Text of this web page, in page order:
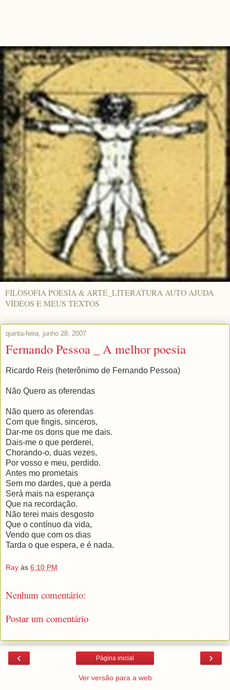
FILOSOFIA POESIA & ARTE_LITERATURA AUTO AJUDA
VÍDEOS E MEUS TEXTOS
quinta-feira, junho 28, 2007
Fernando Pessoa _ A melhor poesia
Ricardo Reis (heterônimo de Fernando Pessoa)
Não Quero as oferendas
Não quero as oferendas
Com que fingis, sinceros,
Dar-me os dons que me dais.
Dais-me o que perderei,
Chorando-o, duas vezes,
Por vosso e meu, perdido.
Antes mo prometais
Sem mo dardes, que a perda
Será mais na esperança
Que na recordação.
Não terei mais desgosto
Que o contínuo da vida,
Vendo que com os dias
Tarda o que espera, e é nada.
Ray às 6:10 PM
Nenhum comentário:
Postar um comentário
‹ ›
Página inicial
Ver versão para a web